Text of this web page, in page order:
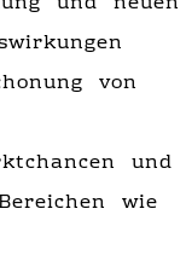
von
und
wie